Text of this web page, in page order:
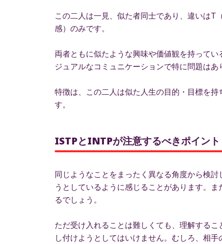
この二人は一見、似た者同士であり、違いはT
感）のみです。
両者ともに似たような興味や価値観を持って
ジュアルなコミュニケーションで特に問題はあ
特徴は、この二人は似た人生の目的・目標を
す。
ISTPとINTPが注意するべきポイン
同じようなことをまったく異なる角度から検
うとしているように感じることがあります。
るでしょう。
ただ受け入れることは難しくても、理解する
し付けようとしてはいけません。むしろ、相手